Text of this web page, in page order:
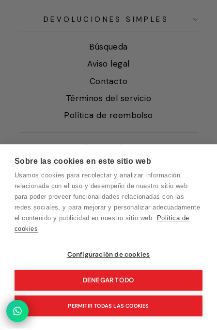
Sobre las cookies en este sitio web
Usamos cookies para recolectar y analizar información
relacionada con el uso y desempeño de nuestro sitio web
para poder proveer funcionalidades relacionadas con las
redes sociales, y para mejorar y personalizar adecuadamente
el contenido y publicidad en nuestro sitio web. Política de
cookies
Configuración de cookies
DENEGAR TODO
PERMITIR TODAS LAS COOKIES
DEVOLUCIONES SIMPLES
Búsqueda
Aviso legal
Contacto
Términos del servicio
Política de reembolso
Condiciones de Venta
Quiénes somos
Política de Cookies
Protección de Datos
Blog EN
Blog DE
Blog IT
Vuelvo en un momento. Recuerda que
nuestro horario de atención al cliente es de